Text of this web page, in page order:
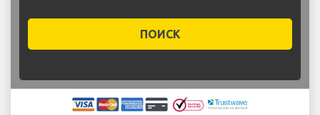
ПОИСК